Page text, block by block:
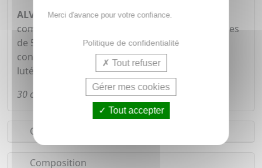
ALVITYL VITALITE Effervescent 50+
complément multivitaminé destiné aux personnes
de 50 ans et plus pour le tonus et la vitalité. Il
contient des vitamines, minéraux ainsi que de la
lutéine.
30 comprimés goût tropical
Conseils d'utilisation
Composition
Merci d'avance pour votre confiance.
Politique de confidentialité
Tout refuser
Gérer mes cookies
Tout accepter